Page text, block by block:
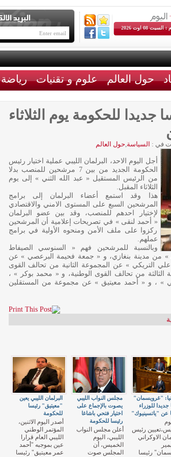
السبت 08 اوت 2026
حول العالم علوم و تقنيات رياضة
جديدا للحكومة يوم الثلاثاء
في : السياسة,حول العالم
أجل اليوم الاحد، البرلمان الليبي عملية اختيار رئيس
الحكومة الجديد من بين 7 مرشحين للمنصب بدلا
من الرئيس المستقيل « عبد الله الثني » إلى يوم
الثلاثاء المقبل.
هذا وقد استمع أعضاء البرلمان إلى برامج
المرشحين السبع على المستوى الامني والاقتصادي
لإختيار احدهم للمنصب، وقد بين عضو البرلمان
« أحمد لنقى » في تصريحات إعلامية أن المرشحين
ركزوا على ملف الأمن ومنحوه الأولية في برامج
عملهم.
وبالنسبة للمرشحين فهم « السنوسي الصيفاط
» من مدينة بنغازي، و « جمعة فحيمة البرعصي » عن
التريكي » عن المجموعة الثانية من تحالف القوى
من تحالف القوى الوطنية، و « محمد بوكر » ،
» ، و « أحمد معيتيق » عن مجموعة من المستقلين
البرلمان الليبي يعين
"معيتيق" رئيسا
للحكومة
أصدر اليوم الاثنين،
المؤتمر الوطني
الليبي العام قرارا
عين بموجبه "أحمد
عمر معيتيق" رئيسا
مجلس النواب الليبي
يصوت بالإجماع على
اختيار فتحي باشاغا
رئيسا للحكومة
أعلن مجلس النواب
الليبي، اليوم
الخميس، أن
المجلس صوت
"غرويسمان"
جديدا للوزراء
عن "ياتسينيوك"
رئيس
الاوكراني
رئيسا